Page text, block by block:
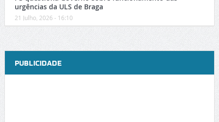
urgências da ULS de Braga
21 Julho, 2026 - 16:10
PUBLICIDADE